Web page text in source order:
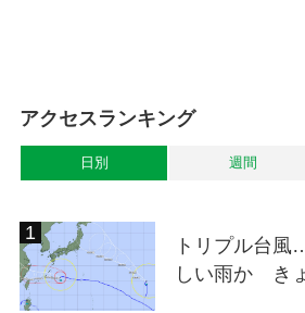
アクセスランキング
日別 週間
トリプル台
しい雨か き